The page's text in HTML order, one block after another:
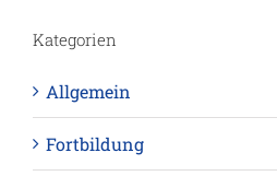
Kategorien
Allgemein
Fortbildung